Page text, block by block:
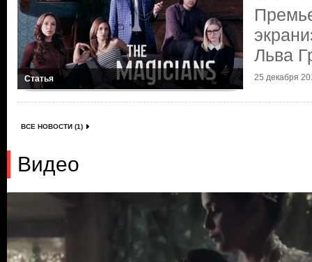
Статья
Льва
25 декабря
ВСЕ НОВОСТИ (1)
Видео